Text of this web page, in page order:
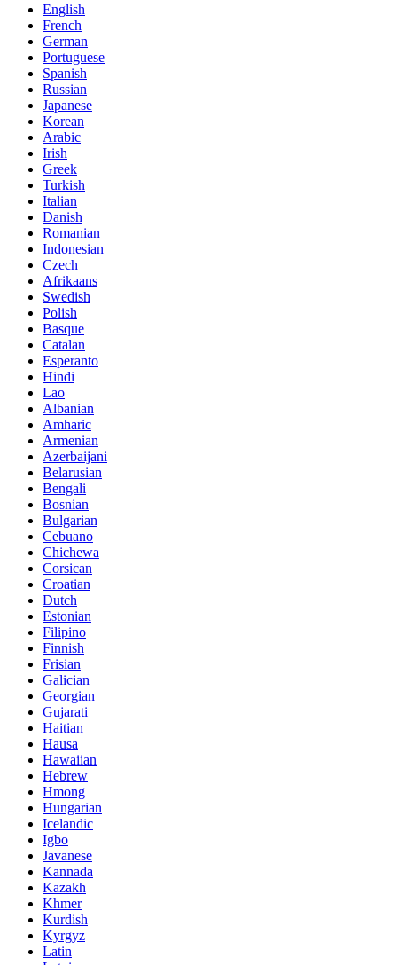
English
French
German
Portuguese
Spanish
Russian
Japanese
Korean
Arabic
Irish
Greek
Turkish
Italian
Danish
Romanian
Indonesian
Czech
Afrikaans
Swedish
Polish
Basque
Catalan
Esperanto
Hindi
Lao
Albanian
Amharic
Armenian
Azerbaijani
Belarusian
Bengali
Bosnian
Bulgarian
Cebuano
Chichewa
Corsican
Croatian
Dutch
Estonian
Filipino
Finnish
Frisian
Galician
Georgian
Gujarati
Haitian
Hausa
Hawaiian
Hebrew
Hmong
Hungarian
Icelandic
Igbo
Javanese
Kannada
Kazakh
Khmer
Kurdish
Kyrgyz
Latin